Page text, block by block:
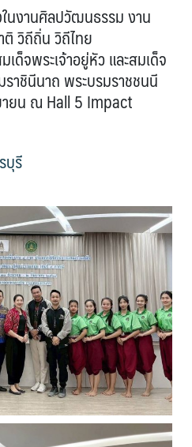
นงานศิลปวัฒนธรรม งาน
วิถีถิ่น วิถีไทย
ด็จพระเจ้าอยู่หัว และสมเด็จ
าชินีนาถ พระบรมราชชนนี
ยน ณ Hall 5 Impact
บุรี